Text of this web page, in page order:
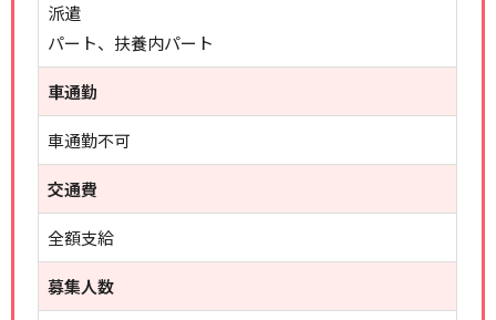
派遣
パート、扶養内パート
車通勤
車通勤不可
交通費
全額支給
募集人数